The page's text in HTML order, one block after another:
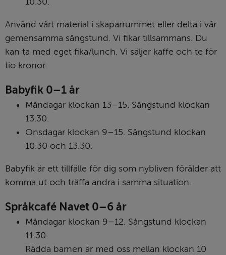
Använd vårt material i skapar­rummet eller delta i vår
gemen­samma sång­stund. Vi fikar till­sammans. Du
kan ta med eget fika/lunch. Vi säljer kaffe och te för
tio kronor.
Babyfik 0–1 år
Måndagar klockan 13–15. Sångstund klockan
13.30.
Onsdagar klockan 9–15. Sångstund klockan
10.30 och 13.30.
Babyfik är ett tillfälle för dig som nybliven förälder att
komma ut och träffa andra i samma situation.
Språkcafé Navet 0–6 år
Måndagar klockan 9–12. Sångstund klockan
11.30.
Rädda barnen är med oss mellan klockan 10